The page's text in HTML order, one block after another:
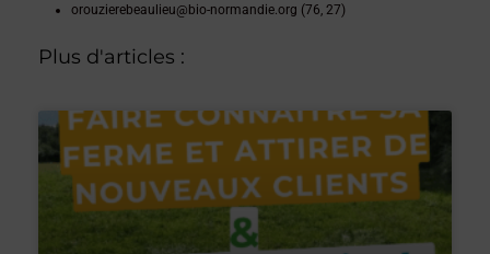
orouzierebeaulieu@bio-normandie.org (76, 27)
Plus d'articles :